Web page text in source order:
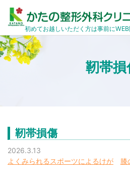
初めてお越しいただく方は事前に
靭帯損
靭帯損傷
2026.3.13
よくみられるスポーツによるけが
膝